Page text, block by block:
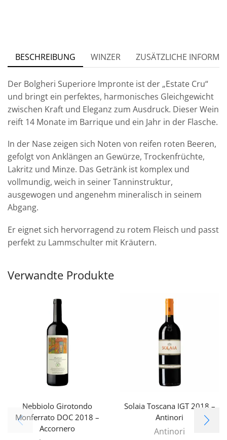
BESCHREIBUNG WINZER ZUSÄTZLICHE
Der Bolgheri Superiore Impronte ist der „Estate Cru“
und bringt ein perfektes, harmonisches Gleichgewicht
zwischen Kraft und Eleganz zum Ausdruck. Dieser Wein
reift 14 Monate im Barrique und ein Jahr in der Flasche.
In der Nase zeigen sich Noten von reifen roten Beeren,
gefolgt von Anklängen an Gewürze, Trockenfrüchte,
Lakritz und Minze. Das Getränk ist komplex und
vollmundig, weich in seiner Tanninstruktur,
ausgewogen und angenehm mineralisch in seinem
Abgang.
Er eignet sich hervorragend zu rotem Fleisch und passt
perfekt zu Lammschulter mit Kräutern.
Verwandte Produkte
Nebbiolo Girotondo
Monferrato DOC 2018 –
Accornero
Solaia Toscana IGT 2018 –
Antinori
Antinori